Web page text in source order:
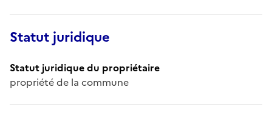
Statut juridique
Statut juridique du propriétaire
propriété de la commune